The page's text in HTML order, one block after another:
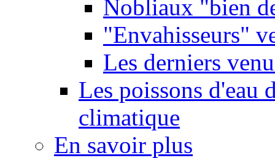
Nobliaux "bien
"Envahisseurs"
Les derniers
Les poissons d'eau
climatique
En savoir plus